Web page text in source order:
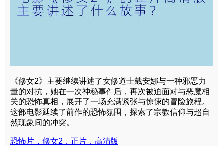
《修女2》主要继续讲述了女修道士戴安娜与一种邪恶力
量的对抗，她在一次神秘事件后，再次被迫面对与恶魔相
关的恐怖真相，展开了一场充满紧张与惊悚的冒险旅程。
这部电影延续了前作的恐怖氛围，探索了宗教信仰与超自
然现象间的冲突。
恐怖片，修女2，正片，高清版